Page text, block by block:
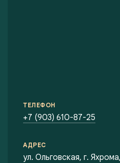
ТЕЛЕФОН
+7 (903) 610-87-25
АДРЕС
ул. Ольговская, г.